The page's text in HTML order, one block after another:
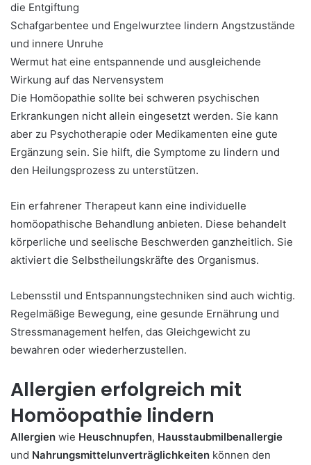
die Entgiftung
Schafgarbentee und Engelwurztee lindern Angstzustände
und innere Unruhe
Wermut hat eine entspannende und ausgleichende
Wirkung auf das Nervensystem
Die Homöopathie sollte bei schweren psychischen
Erkrankungen nicht allein eingesetzt werden. Sie kann
aber zu Psychotherapie oder Medikamenten eine gute
Ergänzung sein. Sie hilft, die Symptome zu lindern und
den Heilungsprozess zu unterstützen.
Ein erfahrener Therapeut kann eine individuelle
homöopathische Behandlung anbieten. Diese behandelt
körperliche und seelische Beschwerden ganzheitlich. Sie
aktiviert die Selbstheilungskräfte des Organismus.
Lebensstil und Entspannungstechniken sind auch wichtig.
Regelmäßige Bewegung, eine gesunde Ernährung und
Stressmanagement helfen, das Gleichgewicht zu
bewahren oder wiederherzustellen.
Allergien erfolgreich mit
Homöopathie lindern
Allergien wie Heuschnupfen, Hausstaubmilbenallergie
und Nahrungsmittelunverträglichkeiten können den